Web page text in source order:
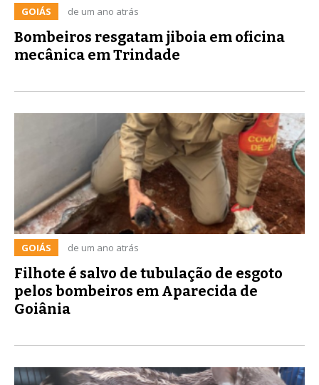
GOIÁS de um ano atrás
Bombeiros resgatam jiboia em oficina
mecânica em Trindade
GOIÁS de um ano atrás
Filhote é salvo de tubulação de esgoto
pelos bombeiros em Aparecida de
Goiânia